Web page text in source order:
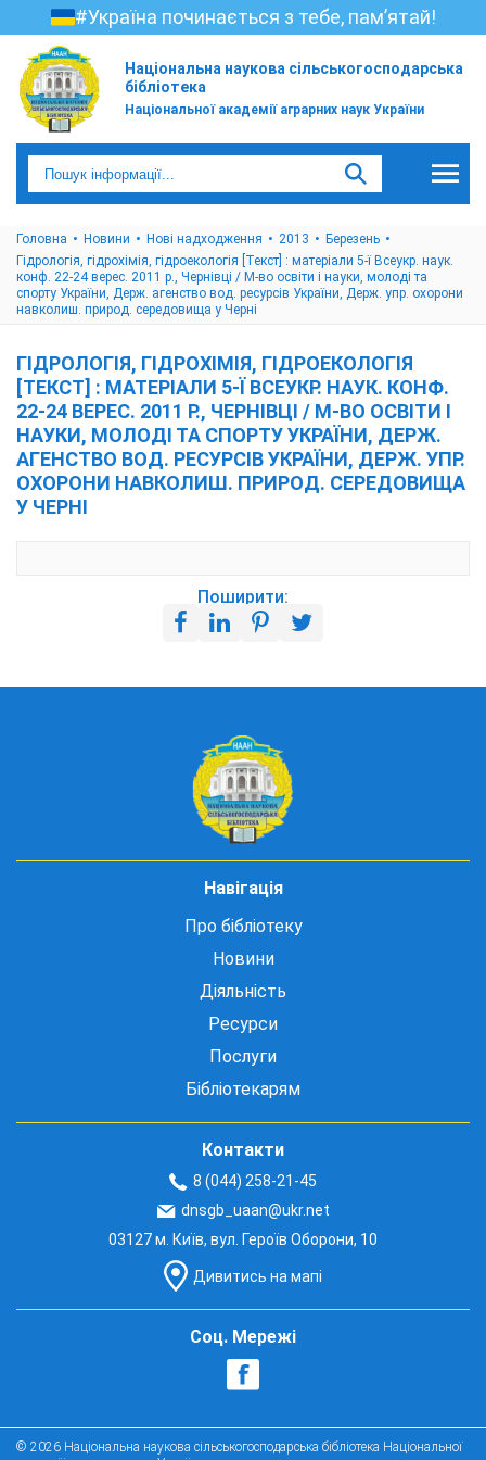
#Україна починається з тебе, пам’ятай!
Національна наукова сільськогосподарська
бібліотека
Національної академії аграрних наук України
Головна Новини Нові надходження 2013
Березень
Гідрологія, гідрохімія, гідроекологія [Текст] : матеріали 5-ї Всеукр. наук.
конф. 22-24 верес. 2011 р., Чернівці / М-во освіти і науки, молоді та
спорту України, Держ. агенство вод. ресурсів України, Держ. упр. охорони
навколиш. природ. середовища у Черні
ГІДРОЛОГІЯ, ГІДРОХІМІЯ, ГІДРОЕКОЛОГІЯ
[ТЕКСТ] : МАТЕРІАЛИ 5-Ї ВСЕУКР. НАУК. КОНФ.
22-24 ВЕРЕС. 2011 Р., ЧЕРНІВЦІ / М-ВО ОСВІТИ І
НАУКИ, МОЛОДІ ТА СПОРТУ УКРАЇНИ, ДЕРЖ.
АГЕНСТВО ВОД. РЕСУРСІВ УКРАЇНИ, ДЕРЖ. УПР.
ОХОРОНИ НАВКОЛИШ. ПРИРОД. СЕРЕДОВИЩА
У ЧЕРНІ
Поширити:
Навігація
Про бібліотеку
Новини
Діяльність
Ресурси
Послуги
Бібліотекарям
Контакти
8 (044) 258-21-45
dnsgb_uaan@ukr.net
03127 м. Київ, вул. Героїв Оборони, 10
Дивитись на мапі
Соц. Мережі
© 2026 Національна наукова сільськогосподарська бібліотека Національної